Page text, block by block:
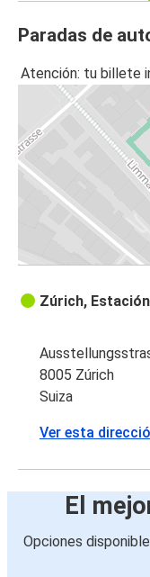
Paradas de
Atención: tu billete
Zúrich,
8005 Zúrich
Suiza
Ver esta
El
Opciones